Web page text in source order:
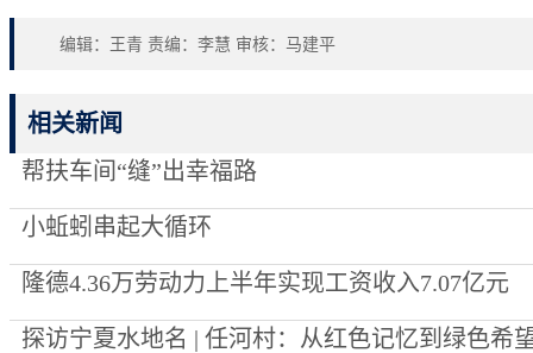
编辑：王青 责编：李慧 审核：马建平
相关新闻
帮扶车间“缝”出幸福路
小蚯蚓串起大循环
隆德4.36万劳动力上半年实现工资收入7.07亿元
探访宁夏水地名 | 任河村：从红色记忆到绿色希